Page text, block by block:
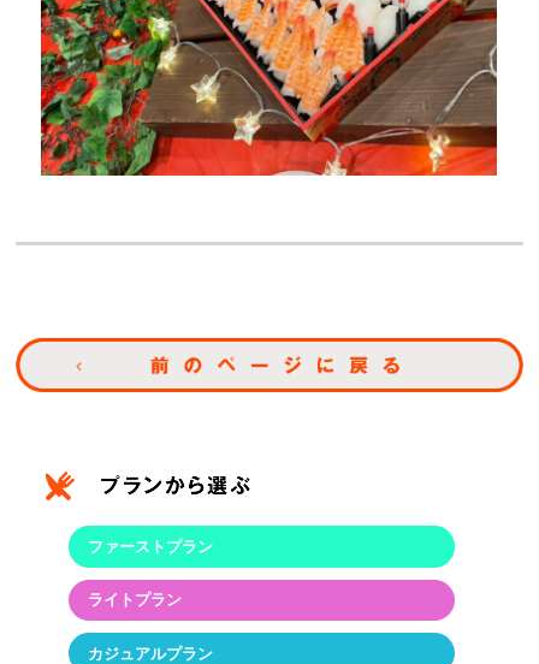
ファーストプラン
ライトプラン
カジュアルプラン